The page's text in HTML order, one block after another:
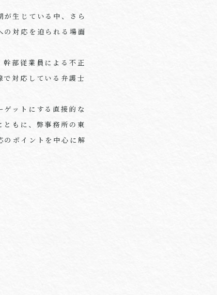
生じている中、さら
の対応を迫られる場面
部従業員による不正
対応している弁護士
ットにする直接的な
もに、弊事務所の東
のポイントを中心に解